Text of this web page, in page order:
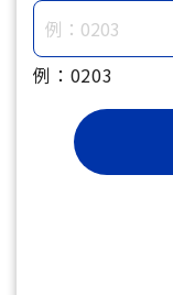
例：0203